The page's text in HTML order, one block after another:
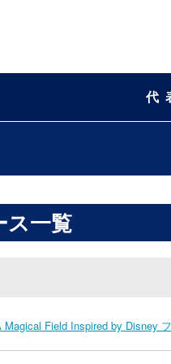
代
ス一覧
Magical Field Inspired by Disney